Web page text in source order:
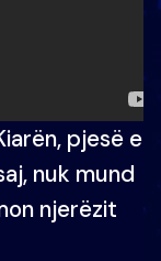
pjesë e
nuk mund
njerëzit